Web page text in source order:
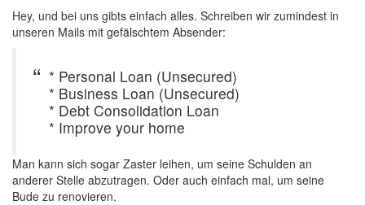
Hey, und bei uns gibts einfach alles. Schreiben wir zumindest in
unseren Mails mit gefälschtem Absender:
* Personal Loan (Unsecured)
* Business Loan (Unsecured)
* Debt Consolidation Loan
* Improve your home
Man kann sich sogar Zaster leihen, um seine Schulden an
anderer Stelle abzutragen. Oder auch einfach mal, um seine
Bude zu renovieren.